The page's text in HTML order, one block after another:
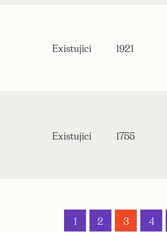
Existující 1921
Existující 1755
1 2 3 4